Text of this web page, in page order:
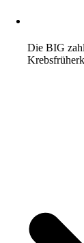
Die BIG